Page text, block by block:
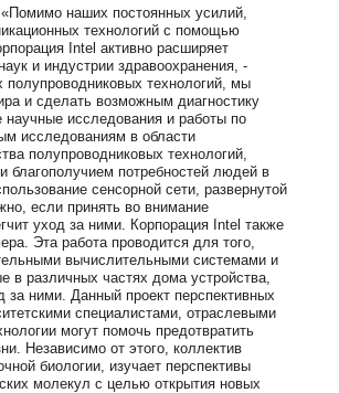
наших постоянных усилий,
технологий с помощью
Intel активно расширяет
и индустрии здравоохранения, -
технологий, мы
и сделать возможным диагностику
научные исследования и работы по
исследованиям в области
полупроводниковых технологий,
благополучием потребностей людей в
сенсорной сети, развернутой
если принять во внимание
уход за ними. Корпорация Intel также
Эта работа проводится для того,
вычислительными системами и
различных частях дома устройства,
ними. Данный проект перспективных
специалистами, отраслевыми
могут помочь предотвратить
Независимо от этого, коллектив
биологии, изучает перспективы
молекул с целью открытия новых